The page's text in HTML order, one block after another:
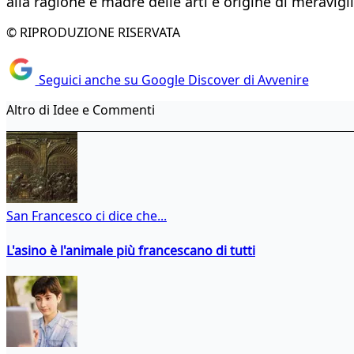
© RIPRODUZIONE RISERVATA
Seguici anche su Google Discover di Avvenire
Altro di Idee e Commenti
San Francesco ci dice che...
L'asino è l'animale più francescano di tutti